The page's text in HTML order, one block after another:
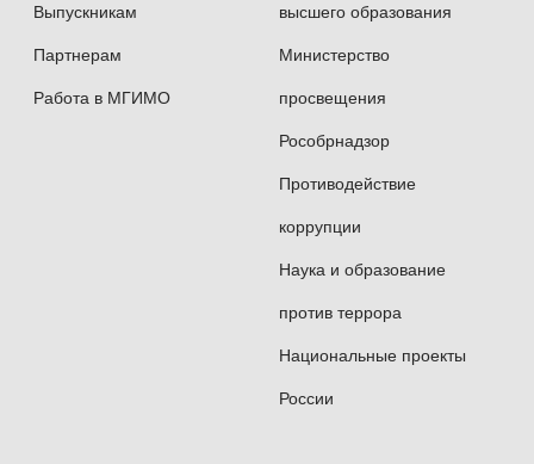
PgD in Management, Project management, MGIMO
University.
B.A. in International Relations, MGIMO University.
Author of various publications on digital economy,
robotics market and technology transfer.
Выпускникам
Партнерам
Работа в МГИМО
высшего образования
Министерство
просвещения
Рособрнадзор
Противодействие
коррупции
Наука и образование
против террора
Национальные проекты
России